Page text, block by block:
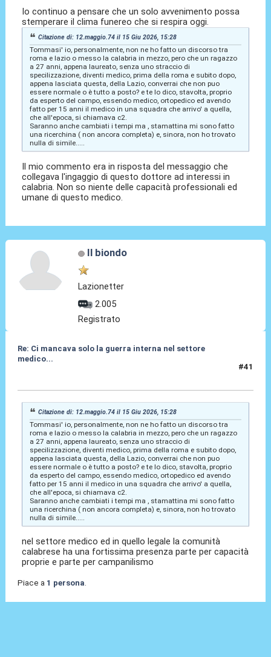
Io continuo a pensare che un solo avvenimento possa
stemperare il clima funereo che si respira oggi.
Citazione di: 12.maggio.74 il 15 Giu 2026, 15:28
Tommasi' io, personalmente, non ne ho fatto un discorso tra
roma e lazio o messo la calabria in mezzo, pero che un ragazzo
a 27 anni, appena laureato, senza uno straccio di
specilizzazione, diventi medico, prima della roma e subito dopo,
appena lasciata questa, della Lazio, converrai che non puo
essere normale o è tutto a posto? e te lo dico, stavolta, proprio
da esperto del campo, essendo medico, ortopedico ed avendo
fatto per 15 anni il medico in una squadra che arrivo' a quella,
che all'epoca, si chiamava c2.
Saranno anche cambiati i tempi ma , stamattina mi sono fatto
una ricerchina ( non ancora completa) e, sinora, non ho trovato
nulla di simile.....
Il mio commento era in risposta del messaggio che
collegava l'ingaggio di questo dottore ad interessi in
calabria. Non so niente delle capacità professionali ed
umane di questo medico.
Il biondo
Lazionetter
2.005
Registrato
Re: Ci mancava solo la guerra interna nel settore
medico...
#41
Citazione di: 12.maggio.74 il 15 Giu 2026, 15:28
Tommasi' io, personalmente, non ne ho fatto un discorso tra
roma e lazio o messo la calabria in mezzo, pero che un ragazzo
a 27 anni, appena laureato, senza uno straccio di
specilizzazione, diventi medico, prima della roma e subito dopo,
appena lasciata questa, della Lazio, converrai che non puo
essere normale o è tutto a posto? e te lo dico, stavolta, proprio
da esperto del campo, essendo medico, ortopedico ed avendo
fatto per 15 anni il medico in una squadra che arrivo' a quella,
che all'epoca, si chiamava c2.
Saranno anche cambiati i tempi ma , stamattina mi sono fatto
una ricerchina ( non ancora completa) e, sinora, non ho trovato
nulla di simile.....
nel settore medico ed in quello legale la comunità
calabrese ha una fortissima presenza parte per capacità
proprie e parte per campanilismo
Piace a 1 persona.